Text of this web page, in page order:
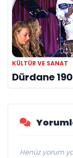
KÜLTÜR VE SANAT
Dürdane
Henüz yorum